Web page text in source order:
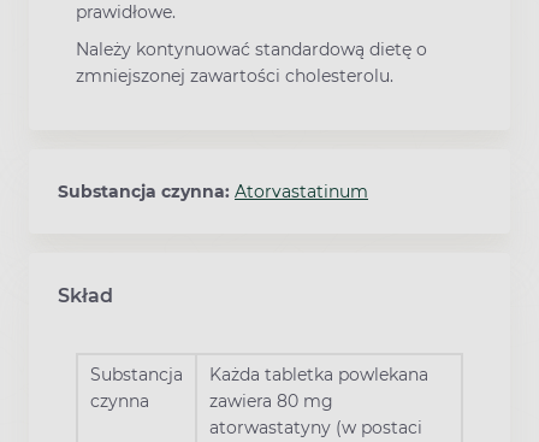
prawidłowe.
Należy kontynuować standardową dietę o
zmniejszonej zawartości cholesterolu.
Substancja czynna: Atorvastatinum
Skład
Substancja
czynna
Każda tabletka powlekana
zawiera 80 mg
atorwastatyny (w postaci